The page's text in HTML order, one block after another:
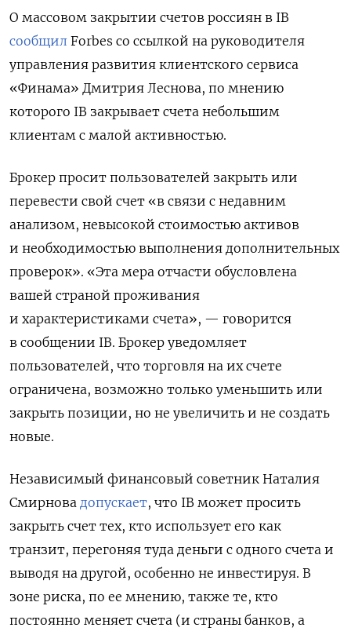
О массовом закрытии счетов россиян в IB
сообщил Forbes со ссылкой на руководителя
управления развития клиентского сервиса
«Финама» Дмитрия Леснова, по мнению
которого IB закрывает счета небольшим
клиентам с малой активностью.
Брокер просит пользователей закрыть или
перевести свой счет «в связи с недавним
анализом, невысокой стоимостью активов
и необходимостью выполнения дополнительных
проверок». «Эта мера отчасти обусловлена
вашей страной проживания
и характеристиками счета», — говорится
в сообщении IB. Брокер уведомляет
пользователей, что торговля на их счете
ограничена, возможно только уменьшить или
закрыть позиции, но не увеличить и не создать
новые.
Независимый финансовый советник Наталия
Смирнова допускает, что IB может просить
закрыть счет тех, кто использует его как
транзит, перегоняя туда деньги с одного счета и
выводя на другой, особенно не инвестируя. В
зоне риска, по ее мнению, также те, кто
постоянно меняет счета (и страны банков, а